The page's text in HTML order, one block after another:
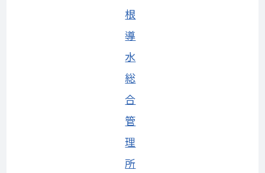
根
導
水
総
合
管
理
所